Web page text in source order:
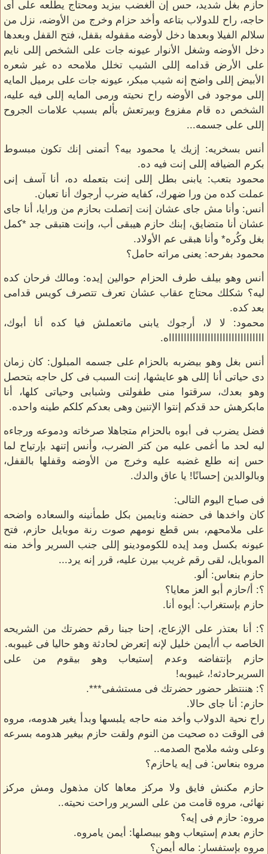
حازم بغل شديد، حس إن الغضب بيزيد ومحتاج يطلعه على أى
حاجه، راح للدولاب بتاعه وأخد حزام وخرج من الأوضه، نزل من
سلالم الفيلا وبعدها دخل لأوضه مقفوله بقفل، فتح القفل وبعدها
دخل الأوضه وشغل الأنوار عيونه جات على الشخص إللى نايم
على الأرض قدامه إللى الشيب تخلل ملامحه ده غير شعره
الأبيض إللى واضح إنه شيب مبكر، عيونه جات على برميل المايه
إللى موجود فى الأوضه راح نحيته ورمى المايه إللى فيه عليه،
الشخص ده قام مفزوع وبيرتعش بألم بسبب علامات الجروح
إللى على جسمه...
أنس بسخريه: إزيك يا محمود بيه؟ أتمنى إنك تكون مبسوط
بكرم الضيافه إللى إنت فيه ده.
محمود بتعب: يابنى بطل إللى إنت بتعمله ده، أنا آسف إنى
عملت كده من ورا ضهرك، كفايه ضرب أرجوك أنا تعبان.
أنس: وأنا مش جاى عشان إنت إتصلت بحازم من ورايا، أنا جاى
عشان أنا متضايق، إبنك حازم هيبقى أب، وإنت هتبقى جد *كمل
بغل وكُره* وأنا هبقى عم الأولاد.
محمود بفرحه: يعنى مراته حامل؟
أنس وهو بيلف طرف الحزام حوالين إيده: ومالك فرحان كده
ليه؟ شكلك محتاج عقاب عشان تعرف تتصرف كويس قدامى
بعد كده.
محمود: لا لا، أرجوك يابنى ماتعملش فيا كده أنا أبوك،
ااااااااااااااااااااااااااااااااه.
أنس بغل وهو بيضربه بالحزام على جسمه المبلول: كان زمان
دى حياتى أنا إللى هو عايشها، إنت السبب فى كل حاجه بتحصل
وهو بعدك، سرقتوا منى طفولتى وشبابى وحياتى كلها، أنا
مابكرهش حد قدكم إنتوا الإتنين وهى بعدكم كلكم طينه واحده.
فضل يضرب فى أبوه بالحزام متجاهلا صرخاته ودموعه ورجاءه
ليه لحد ما أغمى عليه من كتر الضرب، وأنس إتنهد بإرتياح لما
حس إنه طلع غضبه عليه وخرج من الأوضه وقفلها بالقفل،
وبالوالدين إحسانًا! يا عاق والدك.
فى صباح اليوم التالى:
كان واخدها فى حضنه ونايمين بكل طمأنينه والسعاده واضحه
على ملامحهم، بس قطع نومهم صوت رنة موبايل حازم، فتح
عيونه بكسل ومد إيده للكومودينو إللى جنب السرير وأخد منه
الموبايل، لقى رقم غريب بيرن عليه، قرر إنه يرد...
حازم بنعاس: ألو.
؟: أ/حازم أبو العز معايا؟
حازم بإستغراب: أيوه أنا.
؟: أنا بعتذر على الإزعاج، إحنا جبنا رقم حضرتك من الشريحه
الخاصه ب أ/أيمن خليل لإنه إتعرض لحادثة وهو حاليا فى غيبوبه.
حازم بإنتفاضه وعدم إستيعاب وهو بيقوم من على
السريرحادثه!، غيبوبه!
؟: هننتظر حضور حضرتك فى مستشفى***.
حازم: أنا جاى حالا.
راح نحية الدولاب وأخد منه حاجه يلبسها وبدأ يغير هدومه، مروه
فى الوقت ده صحيت من النوم ولقت حازم بيغير هدومه بسرعه
وعلى وشه ملامح الصدمه..
مروه بنعاس: فى إيه ياحازم؟
حازم مكنش فايق ولا مركز معاها كان مذهول ومش مركز
نهائى، مروه قامت من على السرير وراحت نحيته..
مروه: حازم فى إيه؟
حازم بعدم إستيعاب وهو بيبصلها: أيمن يامروه.
مروه بإستفسار: ماله أيمن؟